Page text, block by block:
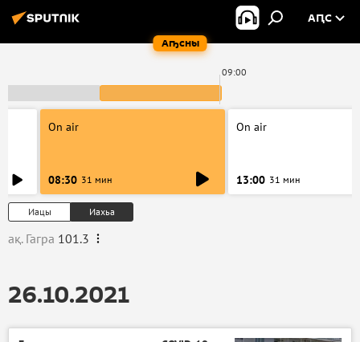
Аҧсны
АԤС
09:00
On air
08:30 31 мин
On air
13:00 31 мин
Иацы Иахьа
ақ. Гагра 101.3
26.10.2021